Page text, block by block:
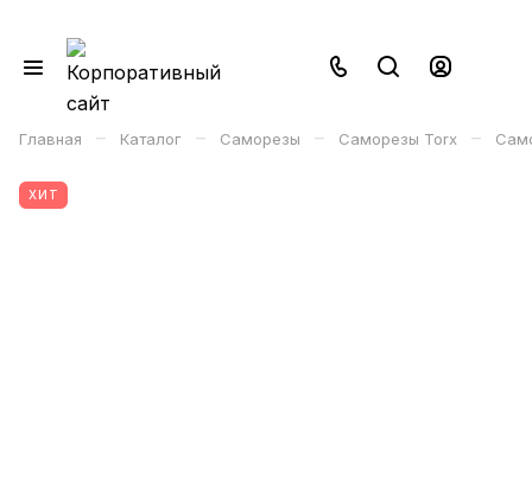
Главная – Каталог – Саморезы – Саморезы Torx –
ХИТ